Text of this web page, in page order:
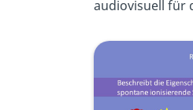
audiovisuell für